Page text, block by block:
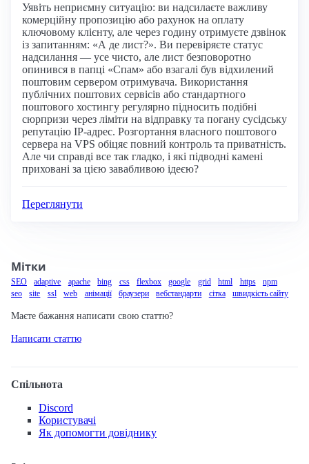
Уявіть неприємну ситуацію: ви надсилаєте важливу
комерційну пропозицію або рахунок на оплату
ключовому клієнту, але через годину отримуєте дзвінок
із запитанням: «А де лист?». Ви перевіряєте статус
надсилання — усе чисто, але лист безповоротно
опинився в папці «Спам» або взагалі був відхилений
поштовим сервером отримувача. Використання
публічних поштових сервісів або стандартного
поштового хостингу регулярно підносить подібні
сюрпризи через ліміти на відправку та погану сусідську
репутацію IP-адрес. Розгортання власного поштового
сервера на VPS обіцяє повний контроль та приватність.
Але чи справді все так гладко, і які підводні камені
приховані за цією завабливою ідеєю?
Переглянути
Мітки
SEO adaptive apache bing css flexbox google grid html https
npm
seo
site ssl web анімації браузери вебстандарти сітка швидкість сайту
Маєте бажання написати свою статтю?
Написати статтю
Спільнота
Discord
Користувачі
Як допомогти довіднику